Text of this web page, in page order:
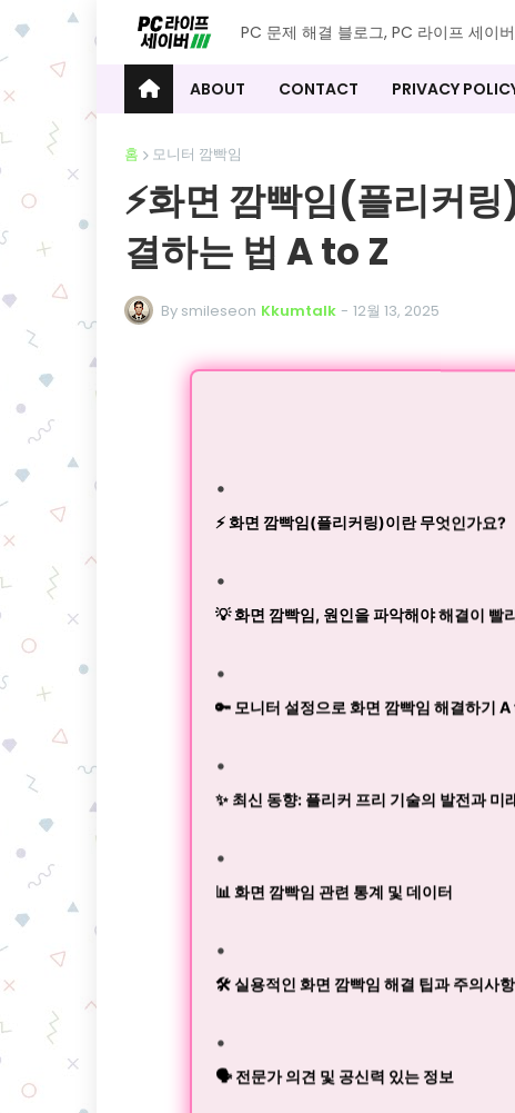
PC 문제 해결 블로그, PC 라이프 세이
ABOUT CONTACT PRIVACY
홈 모니터 깜빡임
⚡️화면 깜빡임(플리커
결하는 법 A to Z
By smileseon Kkumtalk - 12월 13, 2025
⚡️ 화면 깜빡임(플리커링)이란 무엇인가요?
💡 화면 깜빡임, 원인을 파악해야 해결이 빨
🔑 모니터 설정으로 화면 깜빡임 해결하기
✨ 최신 동향: 플리커 프리 기술의 발전과 미
📊 화면 깜빡임 관련 통계 및 데이터
🛠️ 실용적인 화면 깜빡임 해결 팁과 주의사항
🗣️ 전문가 의견 및 공신력 있는 정보